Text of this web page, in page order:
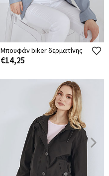
Μπουφάν biker δερματίνης
€14,25